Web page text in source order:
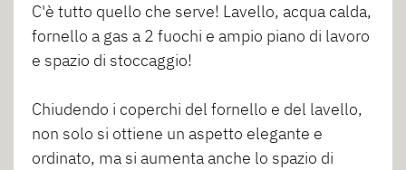
C'è tutto quello che serve! Lavello, acqua calda,
fornello a gas a 2 fuochi e ampio piano di lavoro
e spazio di stoccaggio!
Chiudendo i coperchi del fornello e del lavello,
non solo si ottiene un aspetto elegante e
ordinato, ma si aumenta anche lo spazio di